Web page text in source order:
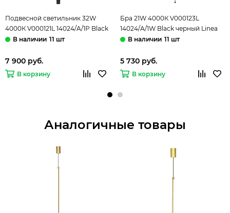
Подвесной светильник 32W
4000К V000121L 14024/A/1P Black
черный Linea Indigo
11 шт
7 900 руб.
В корзину
Бра 21W 4000К V000123L
14024/A/1W Black черный Linea
Indigo
11 шт
5 730 руб.
В корзину
Аналогичные товары